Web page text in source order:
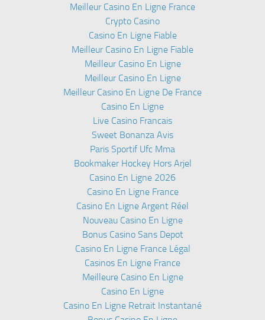
Meilleur Casino En Ligne France
Crypto Casino
Casino En Ligne Fiable
Meilleur Casino En Ligne Fiable
Meilleur Casino En Ligne
Meilleur Casino En Ligne
Meilleur Casino En Ligne De France
Casino En Ligne
Live Casino Francais
Sweet Bonanza Avis
Paris Sportif Ufc Mma
Bookmaker Hockey Hors Arjel
Casino En Ligne 2026
Casino En Ligne France
Casino En Ligne Argent Réel
Nouveau Casino En Ligne
Bonus Casino Sans Depot
Casino En Ligne France Légal
Casinos En Ligne France
Meilleure Casino En Ligne
Casino En Ligne
Casino En Ligne Retrait Instantané